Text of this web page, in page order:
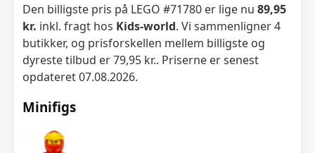
Den billigste pris på LEGO #71780 er lige nu 89,95
kr. inkl. fragt hos Kids-world. Vi sammenligner 4
butikker, og prisforskellen mellem billigste og
dyreste tilbud er 79,95 kr.. Priserne er senest
opdateret 07.08.2026.
Minifigs